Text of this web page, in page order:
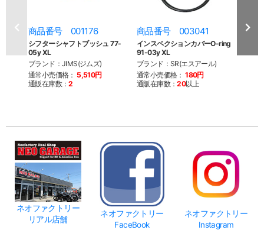
商品番号 001176
シフターシャフトブッシュ 77-
05y XL
ブランド：JIMS(ジムズ)
通常小売価格： 5,510円
通販在庫数：2
商品番号 003041
インスペクションカバーO-ring
91-03y XL
ブランド：SR(エスアール)
通常小売価格： 180円
通販在庫数：20以上
商
ネオファクトリー
リアル店舗
ネオファクトリー
FaceBook
ネオファクトリー
Instagram